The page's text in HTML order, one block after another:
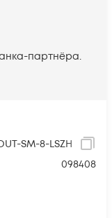
SM-8-LSZH
098408
партнёра.